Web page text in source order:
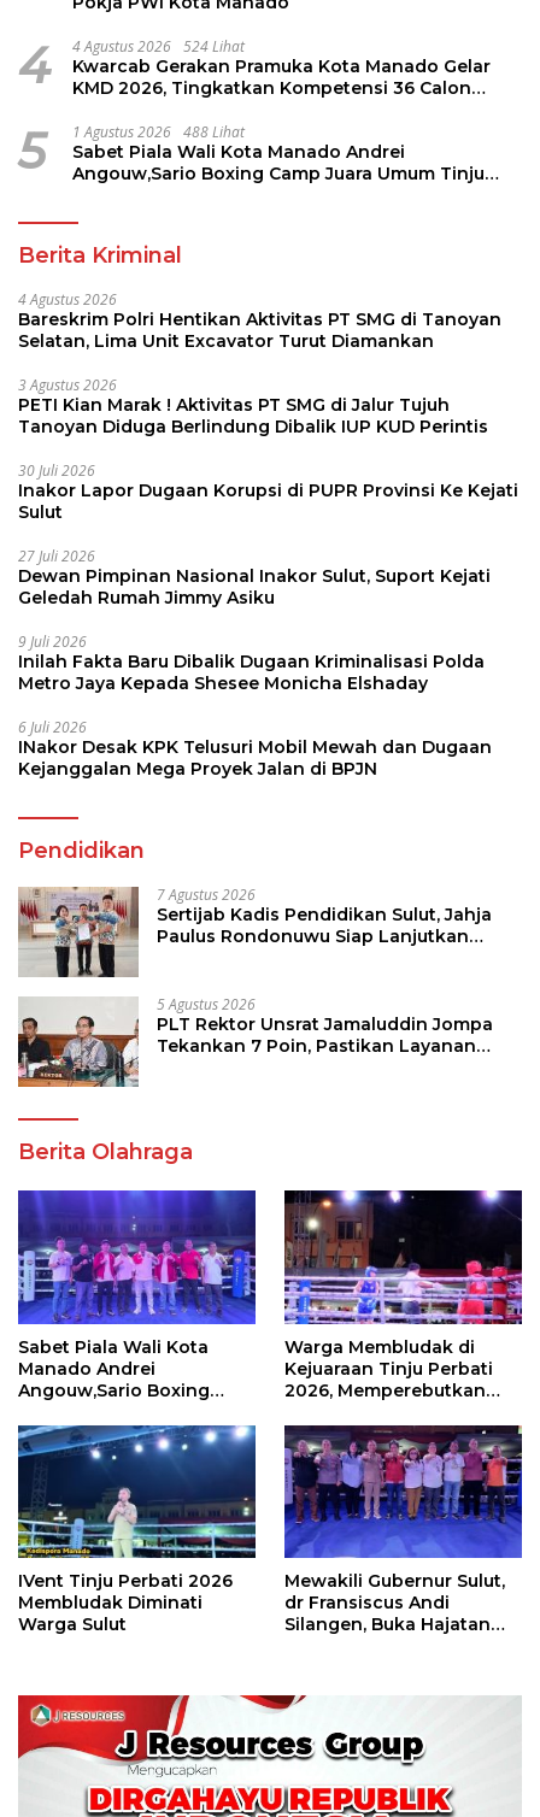
4 4 Agustus 2026 524 Lihat
Kwarcab Gerakan Pramuka Kota Manado Gelar
KMD 2026, Tingkatkan Kompetensi 36 Calon
5 1 Agustus 2026 488 Lihat
Sabet Piala Wali Kota Manado Andrei
Angouw,Sario Boxing Camp Juara Umum Tinju
Berita Kriminal
4 Agustus 2026
Bareskrim Polri Hentikan Aktivitas PT SMG di Tanoyan
Selatan, Lima Unit Excavator Turut Diamankan
3 Agustus 2026
PETI Kian Marak ! Aktivitas PT SMG di Jalur Tujuh
Tanoyan Diduga Berlindung Dibalik IUP KUD Perintis
30 Juli 2026
Inakor Lapor Dugaan Korupsi di PUPR Provinsi Ke Kejati
Sulut
27 Juli 2026
Dewan Pimpinan Nasional Inakor Sulut, Suport Kejati
Geledah Rumah Jimmy Asiku
9 Juli 2026
Inilah Fakta Baru Dibalik Dugaan Kriminalisasi Polda
Metro Jaya Kepada Shesee Monicha Elshaday
6 Juli 2026
INakor Desak KPK Telusuri Mobil Mewah dan Dugaan
Kejanggalan Mega Proyek Jalan di BPJN
Pendidikan
7 Agustus 2026
Sertijab Kadis Pendidikan Sulut, Jahja
Paulus Rondonuwu Siap Lanjutkan
5 Agustus 2026
PLT Rektor Unsrat Jamaluddin Jompa
Tekankan 7 Poin, Pastikan Layanan
Berita Olahraga
Sabet Piala Wali Kota
Manado Andrei
Angouw,Sario Boxing
Perbati 2026
Warga Membludak di
Kejuaraan Tinju Perbati
2026, Memperebutkan
IVent Tinju Perbati 2026
Membludak Diminati
Warga Sulut
Mewakili Gubernur Sulut,
dr Fransiscus Andi
Silangen, Buka Hajatan